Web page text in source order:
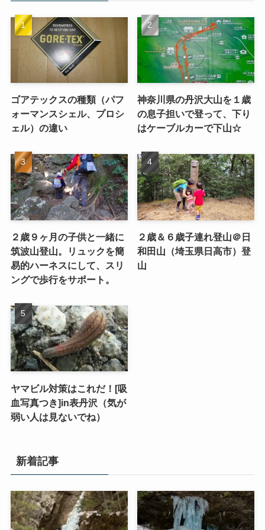
ゴアテックスの種類（パフ
ォーマンスシェル、プロシ
ェル）の違い
神奈川県の丹沢大山を１歳
の息子担いで登って、下り
はケーブルカーで下山☆
２歳９ヶ月の子供と一緒に
筑波山登山。リュックを簡
易的ハーネスにして、スリ
ングで歩行をサポート。
２歳＆６歳子連れ登山＠日
和田山（埼玉県日高市）登
山
ヤマビル対策はこれだ！[吸
血写真つき]in表丹沢（気が
弱い人は見ないでね）
新着記事